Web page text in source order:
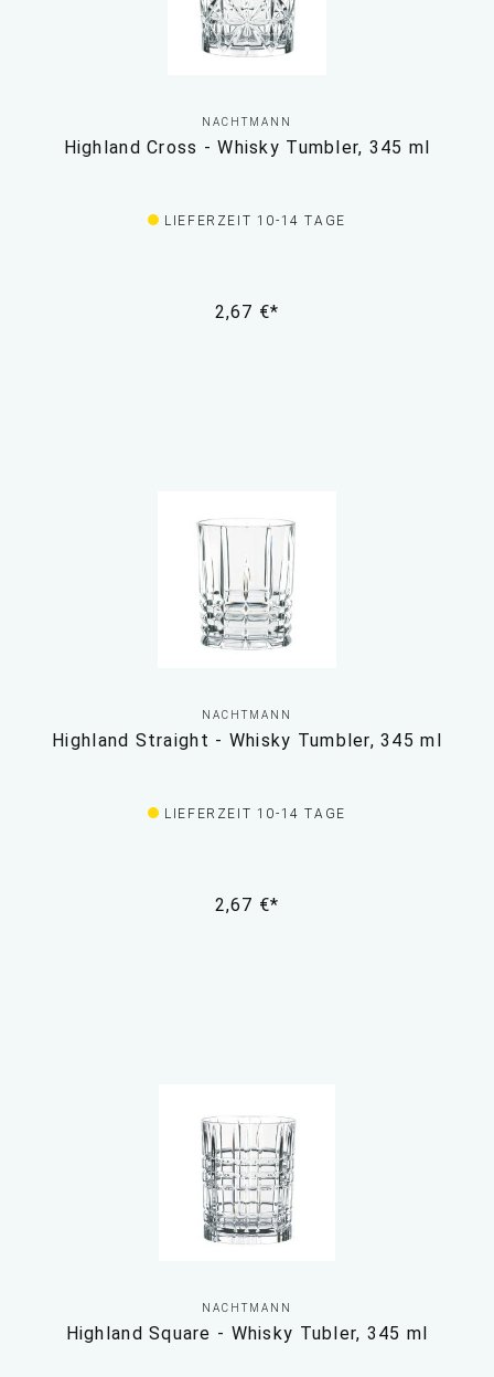
NACHTMANN
Highland Cross - Whisky Tumbler, 345 ml
LIEFERZEIT 10-14 TAGE
2,67 €*
NACHTMANN
Highland Straight - Whisky Tumbler, 345 ml
LIEFERZEIT 10-14 TAGE
2,67 €*
NACHTMANN
Highland Square - Whisky Tubler, 345 ml